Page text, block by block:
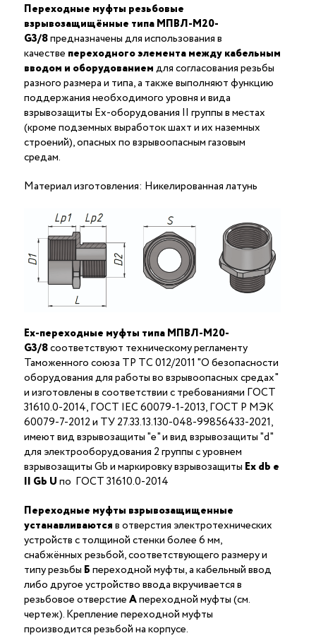
Переходные муфты резьбовые
взрывозащищённые типа МПВЛ-М20-
G3/8предназначены для использования в
качестве переходного элемента между кабельным
вводом и оборудованиемдля согласования резьбы
разного размера и типа, а также выполняют функцию
поддержания необходимого уровня и вида
взрывозащиты Ex-оборудования II группы в местах
(кроме подземных выработок шахт и их наземных
строений), опасных по взрывоопасным газовым
средам.
Материал изготовления: Никелированная латунь
Ex-переходные муфты типа МПВЛ-М20-
G3/8соответствуют техническому регламенту
Таможенного союза ТР ТС 012/2011 "О безопасности
оборудования для работы во взрывоопасных средах"
и изготовлены в соответствии с требованиями ГОСТ
31610.0-2014, ГОСТ IEC 60079-1-2013, ГОСТ Р МЭК
60079-7-2012 и ТУ 27.33.13.130-048-99856433-2021,
имеют вид взрывозащиты "е" и вид взрывозащиты "d"
для электрооборудования 2 группы с уровнем
взрывозащиты Gb и маркировку взрывозащиты Ех db е
II Gb Uпо ГОСТ 31610.0-2014
Переходные муфты взрывозащищенные
устанавливаютсяв отверстия электротехнических
устройств с толщиной стенки более 6 мм,
снабжённых резьбой, соответствующего размеру и
типу резьбы Бпереходной муфты, а кабельный ввод
либо другое устройство ввода вкручивается в
резьбовое отверстиеАпереходной муфты (см.
чертеж). Крепление переходной муфты
производится резьбой на корпусе.